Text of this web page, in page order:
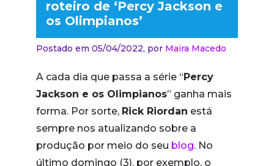
roteiro de ‘Percy Jackson e
os Olimpianos’
Postado em 05/04/2022, por Maira Macedo
A cada dia que passa a série “Percy
Jackson e os Olimpianos” ganha mais
forma. Por sorte, Rick Riordan está
sempre nos atualizando sobre a
produção por meio do seu blog. No
último domingo (3), por exemplo, o